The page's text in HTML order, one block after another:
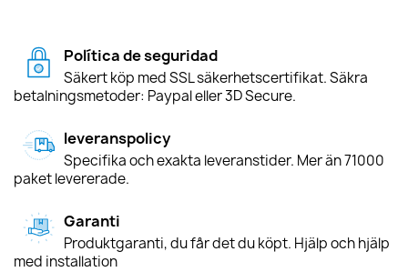
Política de seguridad
Säkert köp med SSL säkerhetscertifikat. Säkra
betalningsmetoder: Paypal eller 3D Secure.
leveranspolicy
Specifika och exakta leveranstider. Mer än 71000
paket levererade.
Garanti
Produktgaranti, du får det du köpt. Hjälp och hjälp
med installation